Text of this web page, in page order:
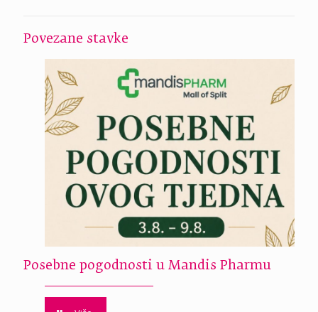
Povezane stavke
Posebne pogodnosti u Mandis Pharmu